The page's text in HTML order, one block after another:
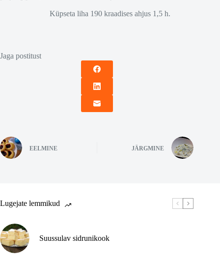
Küpseta liha 190 kraadises ahjus 1,5 h.
Jaga postitust
EELMINE JÄRGMINE
Lugejate lemmikud
Suussulav sidrunikook